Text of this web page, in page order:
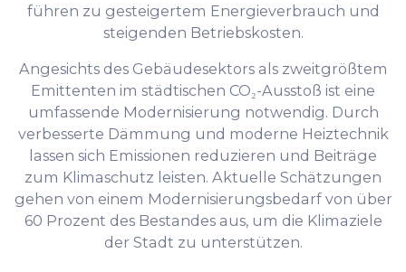
führen zu gesteigertem Energieverbrauch und
steigenden Betriebskosten.
Angesichts des Gebäudesektors als zweitgrößtem
Emittenten im städtischen CO₂-Ausstoß ist eine
umfassende Modernisierung notwendig. Durch
verbesserte Dämmung und moderne Heiztechnik
lassen sich Emissionen reduzieren und Beiträge
zum Klimaschutz leisten. Aktuelle Schätzungen
gehen von einem Modernisierungsbedarf von über
60 Prozent des Bestandes aus, um die Klimaziele
der Stadt zu unterstützen.